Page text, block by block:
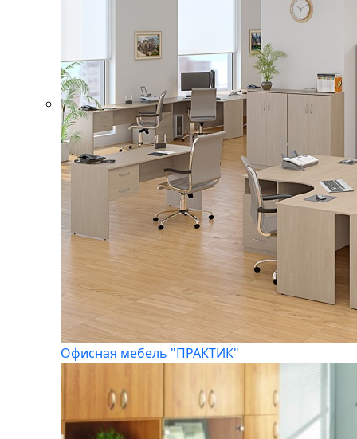
Офисная мебель "ПРАКТИК"